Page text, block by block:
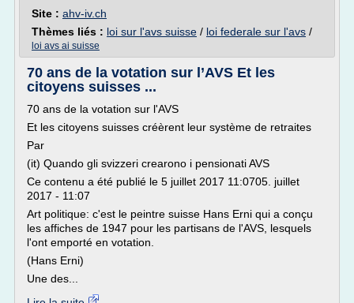
Site : ahv-iv.ch
Thèmes liés : loi sur l'avs suisse / loi federale sur l'avs /
loi avs ai suisse
70 ans de la votation sur l’AVS Et les
citoyens suisses ...
70 ans de la votation sur l'AVS
Et les citoyens suisses créèrent leur système de retraites
Par
(it) Quando gli svizzeri crearono i pensionati AVS
Ce contenu a été publié le 5 juillet 2017 11:0705. juillet
2017 - 11:07
Art politique: c'est le peintre suisse Hans Erni qui a conçu
les affiches de 1947 pour les partisans de l'AVS, lesquels
l'ont emporté en votation.
(Hans Erni)
Une des...